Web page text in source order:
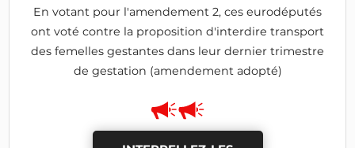
En votant pour l'amendement 2, ces eurodéputés
ont voté contre la proposition d'interdire transport
des femelles gestantes dans leur dernier trimestre
de gestation (amendement adopté)